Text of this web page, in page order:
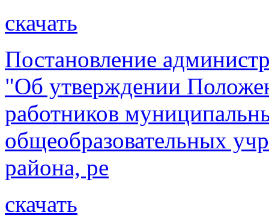
скачать
Постановление
"Об утверждении
работников
общеобразовательных
района, ре
скачать